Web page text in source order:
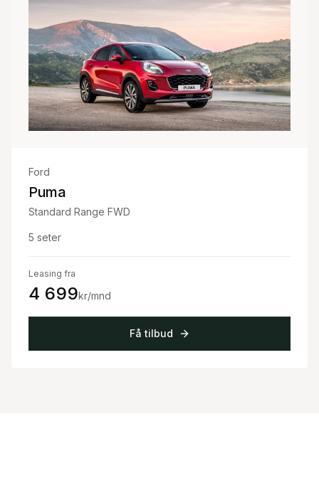
Ford
Puma
Standard Range FWD
5 seter
Leasing fra
4 699kr/mnd
Få tilbud